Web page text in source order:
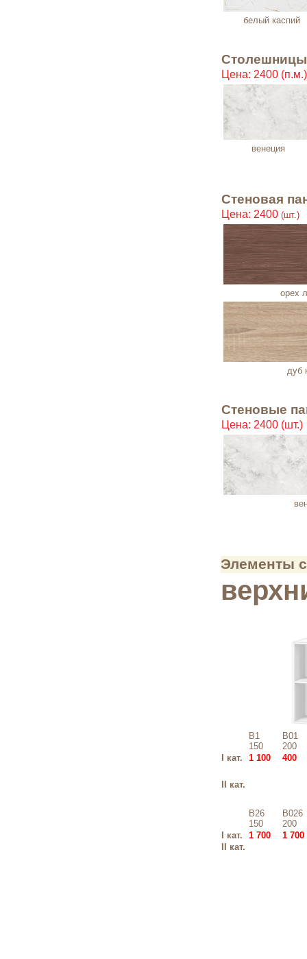
белый каспий
Цена: 2400 (п.м.)
венеция
Стеновая
Цена: 2400 (шт.)
орех
дуб
Стеновые
Цена: 2400 (шт.)
Элементы
В1
150
В01
200
I кат.
1 100 400
II кат.
В26
150
В026
200
I кат.
1 700
1 700
II кат.